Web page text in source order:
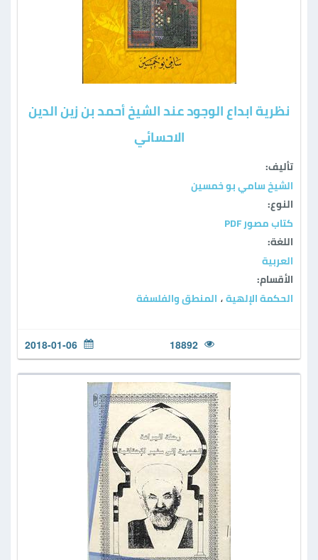
نظرية ابداع الوجود عند الشيخ أحمد بن زين الدين
الاحسائي
تأليف:
الشيخ سامي بو خمسين
النوع:
كتاب مصور PDF
اللغة:
العربية
الأقسام:
الحكمة الإلهية ، المنطق والفلسفة
18892
2018-01-06